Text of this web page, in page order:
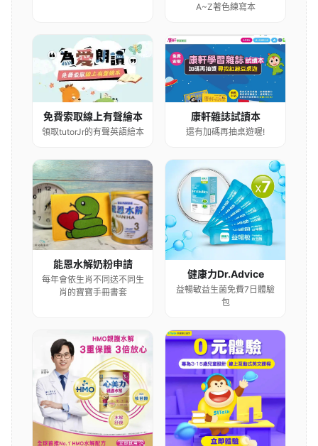
A~Z著色練寫本
免費索取線上有聲繪本
領取tutorJr的有聲英語繪本
康軒雜誌試讀本
還有加碼再抽桌遊喔!
能恩水解奶粉申請
每年會依生肖不同送不同生
肖的寶寶手冊書套
健康力Dr.Advice
益暢敏益生菌免費7日體驗
包